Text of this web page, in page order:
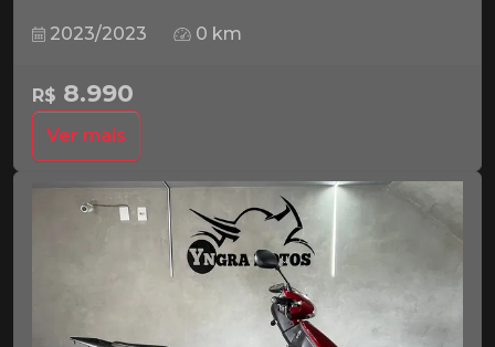
2023/2023 0 km
R$ 8.990
Ver mais